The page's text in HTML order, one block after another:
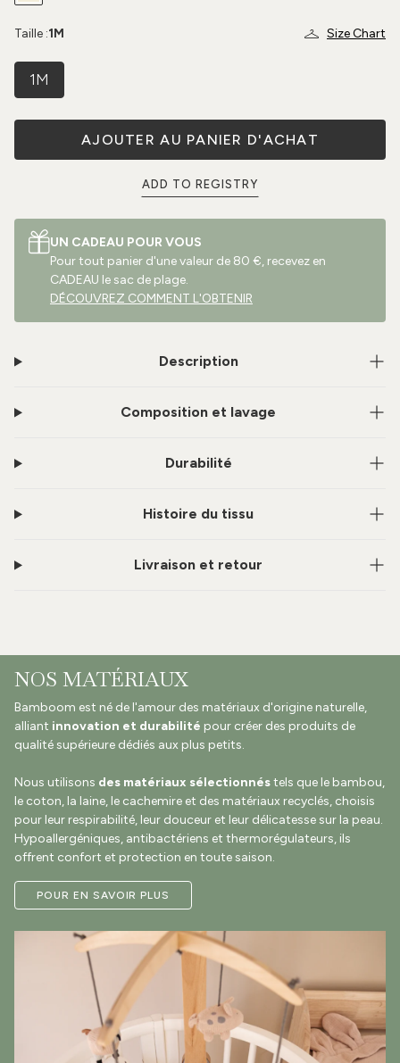
Size Chart
Taille :1M
1M
AJOUTER AU PANIER D'ACHAT
ADD TO REGISTRY
UN CADEAU POUR VOUS
Pour tout panier d'une valeur de 80 €, recevez en
CADEAU le sac de plage.
DÉCOUVREZ COMMENT L'OBTENIR
Description
Composition et lavage
Durabilité
Histoire du tissu
Livraison et retour
NOS MATÉRIAUX
Bamboom est né de l'amour des matériaux d'origine naturelle,
alliant innovation et durabilité pour créer des produits de
qualité supérieure dédiés aux plus petits.
Nous utilisons des matériaux sélectionnéstels que le bambou,
le coton, la laine, le cachemire et des matériaux recyclés, choisis
pour leur respirabilité, leur douceur et leur délicatesse sur la peau.
Hypoallergéniques, antibactériens et thermorégulateurs, ils
offrent confort et protection en toute saison.
POUR EN SAVOIR PLUS